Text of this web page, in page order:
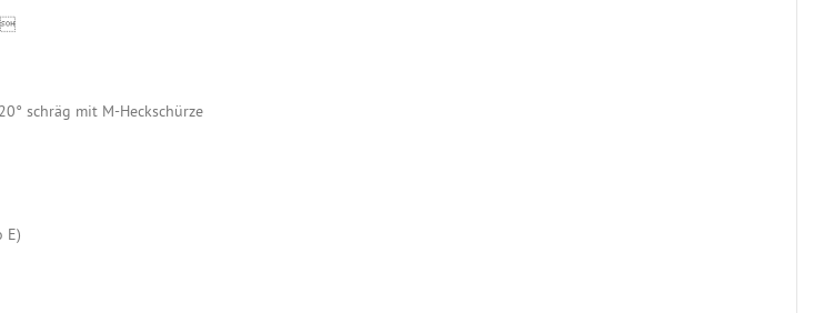
schräg mit M-Heckschürze
E)